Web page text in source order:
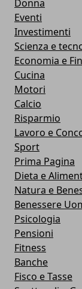
Donna
Eventi
Investimenti
Scienza e
Economia e
Cucina
Motori
Calcio
Risparmio
Lavoro e
Sport
Prima Pagina
Dieta e
Natura e
Benessere
Psicologia
Pensioni
Fitness
Banche
Fisco e Tasse